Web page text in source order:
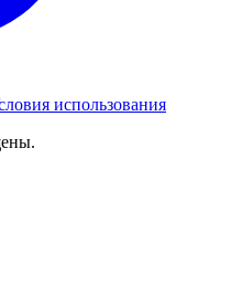
использования